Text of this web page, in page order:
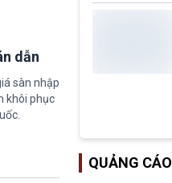
dẫn
sàn nhập
khôi phục
QUẢNG CÁO